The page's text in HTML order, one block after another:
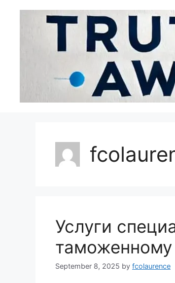
Услуги
September 8, 2025 by fcolaurence